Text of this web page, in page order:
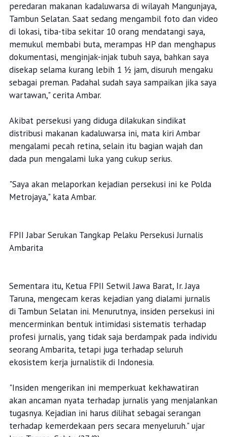
peredaran makanan kadaluwarsa di wilayah Mangunjaya,
Tambun Selatan. Saat sedang mengambil foto dan video
di lokasi, tiba-tiba sekitar 10 orang mendatangi saya,
memukul membabi buta, merampas HP dan menghapus
dokumentasi, menginjak-injak tubuh saya, bahkan saya
disekap selama kurang lebih 1 ½ jam, disuruh mengaku
sebagai preman. Padahal sudah saya sampaikan jika saya
wartawan," cerita Ambar.
Akibat persekusi yang diduga dilakukan sindikat
distribusi makanan kadaluwarsa ini, mata kiri Ambar
mengalami pecah retina, selain itu bagian wajah dan
dada pun mengalami luka yang cukup serius.
"Saya akan melaporkan kejadian persekusi ini ke Polda
Metrojaya," kata Ambar.
FPII Jabar Serukan Tangkap Pelaku Persekusi Jurnalis
Ambarita
Sementara itu, Ketua FPII Setwil Jawa Barat, Ir. Jaya
Taruna, mengecam keras kejadian yang dialami jurnalis
di Tambun Selatan ini. Menurutnya, insiden persekusi ini
mencerminkan bentuk intimidasi sistematis terhadap
profesi jurnalis, yang tidak saja berdampak pada individu
seorang Ambarita, tetapi juga terhadap seluruh
ekosistem kerja jurnalistik di Indonesia.
"Insiden mengerikan ini memperkuat kekhawatiran
akan ancaman nyata terhadap jurnalis yang menjalankan
tugasnya. Kejadian ini harus dilihat sebagai serangan
terhadap kemerdekaan pers secara menyeluruh." ujar